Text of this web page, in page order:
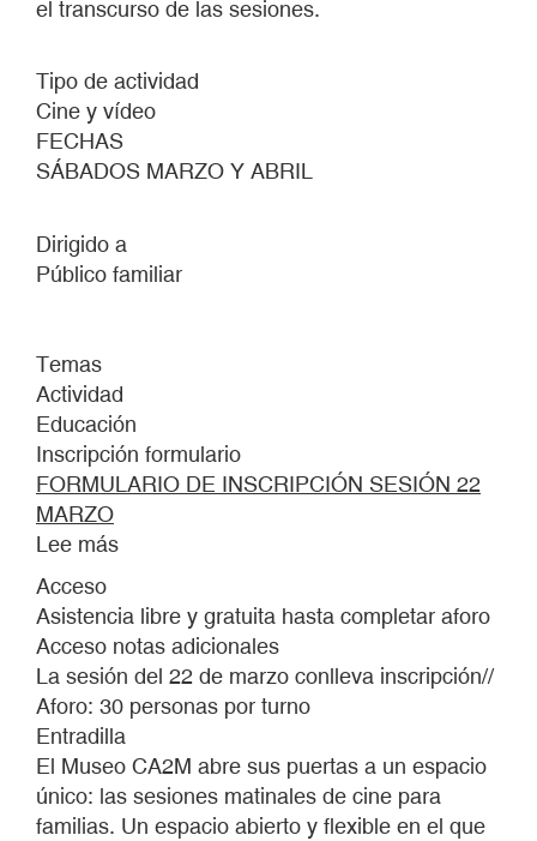
el transcurso de las sesiones.
Tipo de actividad
Cine y vídeo
FECHAS
SÁBADOS MARZO Y ABRIL
Dirigido a
Público familiar
Temas
Actividad
Educación
Inscripción formulario
FORMULARIO DE INSCRIPCIÓN SESIÓN 22
MARZO
Lee más
CINE
EXPANDIDO
PARA
FAMILIAS
Acceso
Asistencia libre y gratuita hasta completar aforo
Acceso notas adicionales
La sesión del 22 de marzo conlleva inscripción//
Aforo: 30 personas por turno
Entradilla
El Museo CA2M abre sus puertas a un espacio
único: las sesiones matinales de cine para
familias. Un espacio abierto y flexible en el que